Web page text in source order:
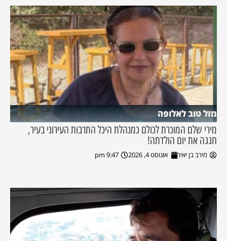
מזל טוב לאלופה
מירי שלם המוכרת לכולם כמנהלת היכל התרבות העירוני בעיר,
חגגה את יום הולדתה!
מירב בן יאיר אוגוסט 4, 2026 9:47 pm